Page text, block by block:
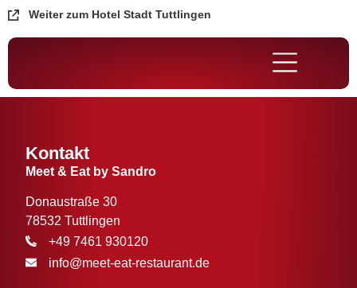
Weiter zum Hotel Stadt Tuttlingen
Kontakt
Meet & Eat by Sandro
Donaustraße 30
78532 Tuttlingen
+49 7461 930120
info@meet-eat-restaurant.de